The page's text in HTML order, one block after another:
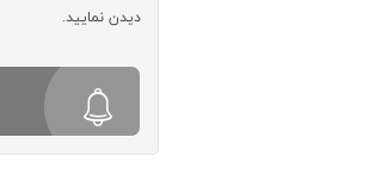
دیدن نمایید.